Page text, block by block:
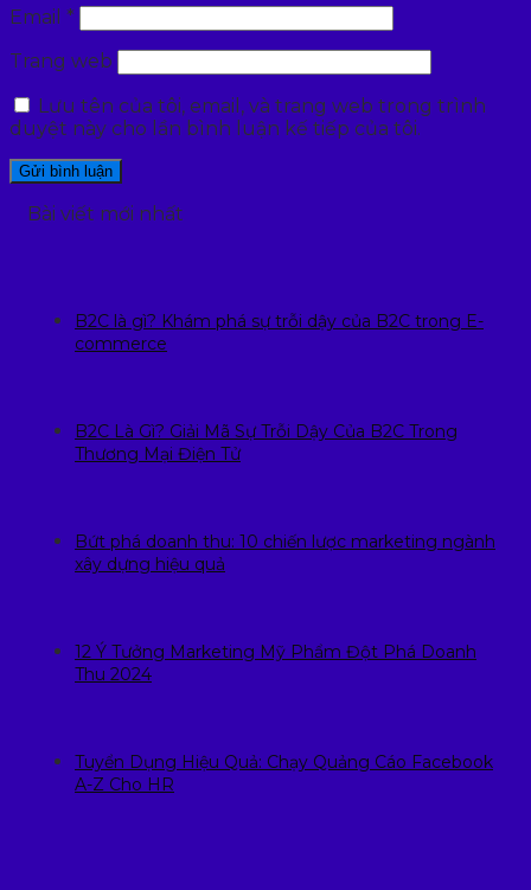
Email *
Trang web
Lưu tên của tôi, email, và trang web trong trình
duyệt này cho lần bình luận kế tiếp của tôi.
Bài viết mới nhất
B2C là gì? Khám phá sự trỗi dậy của B2C trong E-
commerce
B2C Là Gì? Giải Mã Sự Trỗi Dậy Của B2C Trong
Thương Mại Điện Tử
Bứt phá doanh thu: 10 chiến lược marketing ngành
xây dựng hiệu quả
12 Ý Tưởng Marketing Mỹ Phẩm Đột Phá Doanh
Thu 2024
Tuyển Dụng Hiệu Quả: Chạy Quảng Cáo Facebook
A-Z Cho HR